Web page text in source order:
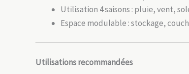
Utilisation 4 saisons : pluie, vent,
Espace modulable : stockage,
Utilisations recommandées